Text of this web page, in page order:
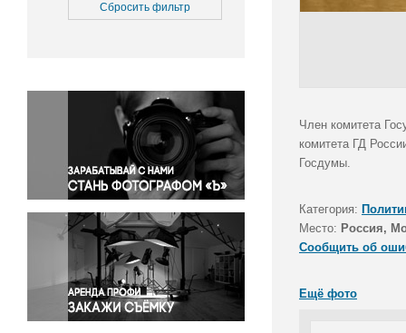
Медицина
Окружающая среда
Политика
Правосудие
Происшествия и конфликты
Религия
Светская жизнь
Спорт
Экология
Экономика и бизнес
Сбросить фильтр
Член комитета
комитета ГД
Госдумы.
Категория:
Место: Россия,
Сообщить об
Ещё фото